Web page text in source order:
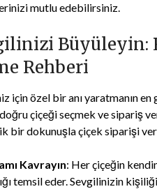
mutlu edebilirsiniz.
Büyüleyin:
Rehberi
için özel bir anı yaratmanın
çiçeği seçmek ve sipariş
bir dokunuşla çiçek siparişi
Kavrayın: Her çiçeğin
temsil eder. Sevgilinizin